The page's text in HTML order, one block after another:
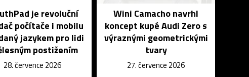
je revoluční
počítače i mobilu
jazykem pro lidi
postižením
28. července 2026
Wini Camacho navrhl
koncept kupé Audi Zero s
výraznými geometrickými
tvary
27. července 2026